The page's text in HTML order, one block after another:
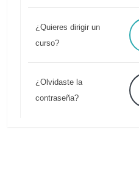
¿Quieres dirigir un
curso?
¿Olvidaste la
contraseña?